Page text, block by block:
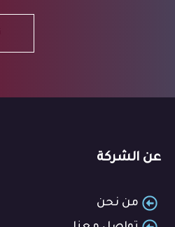
عن الشركة
من نحن